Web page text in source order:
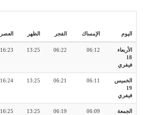
اليوم الإمساك الفجر الظهر العصر
الأربعاء
18
فيفري
06:12
06:22
13:25
16:23
الخميس
19
فيفري
06:11
06:21
13:25
16:24
الجمعة
06:09
06:19
13:25
16:25